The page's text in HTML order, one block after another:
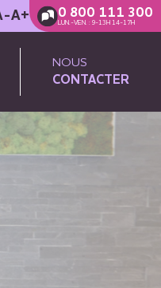
A+ 0 800 111 300
LUN.-VEN. : 9-13H 14-17H
NOUS
CONTACTER